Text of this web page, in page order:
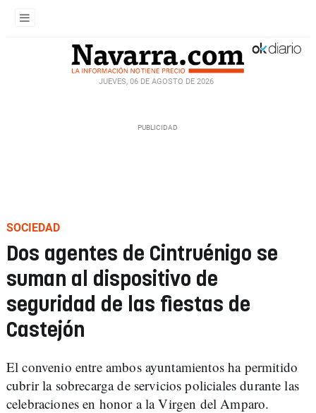
JUEVES, 06 DE AGOSTO DE 2026
SOCIEDAD
Dos agentes de Cintruénigo se
suman al dispositivo de
seguridad de las fiestas de
Castejón
El convenio entre ambos ayuntamientos ha permitido
cubrir la sobrecarga de servicios policiales durante las
celebraciones en honor a la Virgen del Amparo.